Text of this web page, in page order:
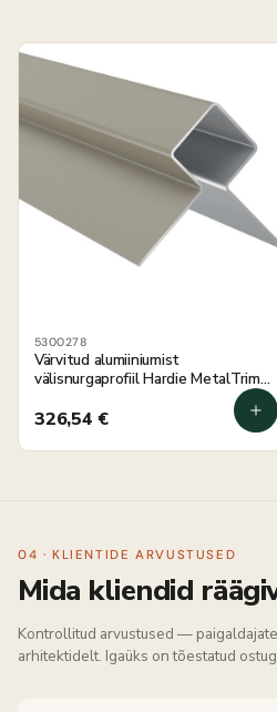
5300278
Värvitud alumiiniumist
välisnurgaprofiil Hardie MetalTrim
mineraal roheline 3000 mm, 5 tk
326,54 €
04 · KLIENTIDE ARVUSTUSED
Mida kliendid
Kontrollitud arvustused —
arhitektidelt. Igaüks on tõestatud